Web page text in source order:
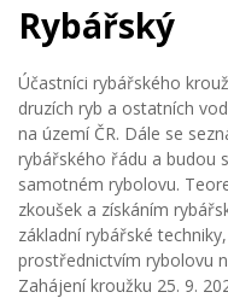
Rybářský
Účastníci rybářského
druzích ryb a ostatních
na území ČR. Dále se
rybářského řádu a budou
samotném rybolovu.
zkoušek a získáním
základní rybářské
prostřednictvím rybolovu
Zahájení kroužku 25. 9.